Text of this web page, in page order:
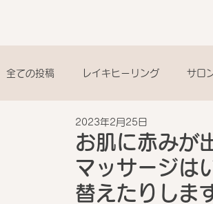
全ての投稿 レイキヒーリング サロ
お肌に赤みが
マッサージは
替えたりしま
2023年2月25日